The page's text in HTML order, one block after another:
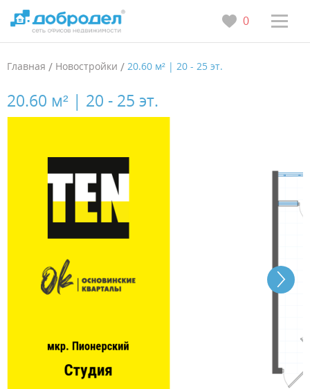
0
Главная / Новостройки / 20.60 м² | 20 - 25 эт.
20.60 м² | 20 - 25 эт.